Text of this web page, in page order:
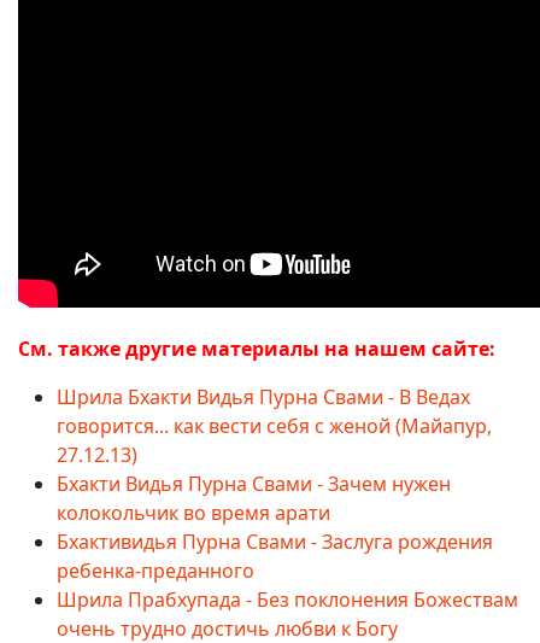
См. также другие материалы на нашем сайте:
Шрила Бхакти Видья Пурна Свами - В Ведах
говорится... как вести себя с женой (Майапур,
27.12.13)
Бхакти Видья Пурна Свами - Зачем нужен
колокольчик во время арати
Бхактивидья Пурна Свами - Заслуга рождения
ребенка-преданного
Шрила Прабхупада - Без поклонения Божествам
очень трудно достичь любви к Богу